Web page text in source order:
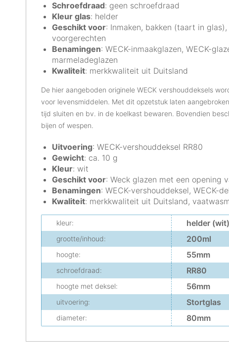
Schroefdraad: geen schroefdraad
Kleur glas: helder
Geschikt voor: Inmaken, bakken (taart in
voorgerechten
Benamingen: WECK-inmaakglazen, WECK-
marmeladeglazen
Kwaliteit: merkkwaliteit uit Duitsland
De hier aangeboden originele WECK vershouddeksels
voor levensmiddelen. Met dit opzetstuk laten
tijd sluiten en bv. in de koelkast bewaren. Bovendien
bijen of wespen.
Uitvoering: WECK-vershouddeksel RR80
Gewicht: ca. 10 g
Kleur: wit
Geschikt voor: Weck glazen met een opening
Benamingen: WECK-vershouddeksel, WECK-
Kwaliteit: merkkwaliteit uit Duitsland,
kleur: helder (wit)
grootte/inhoud: 200ml
hoogte: 55mm
schroefdraad: RR80
hoogte met deksel: 56mm
uitvoering: Stortglas
diameter: 80mm